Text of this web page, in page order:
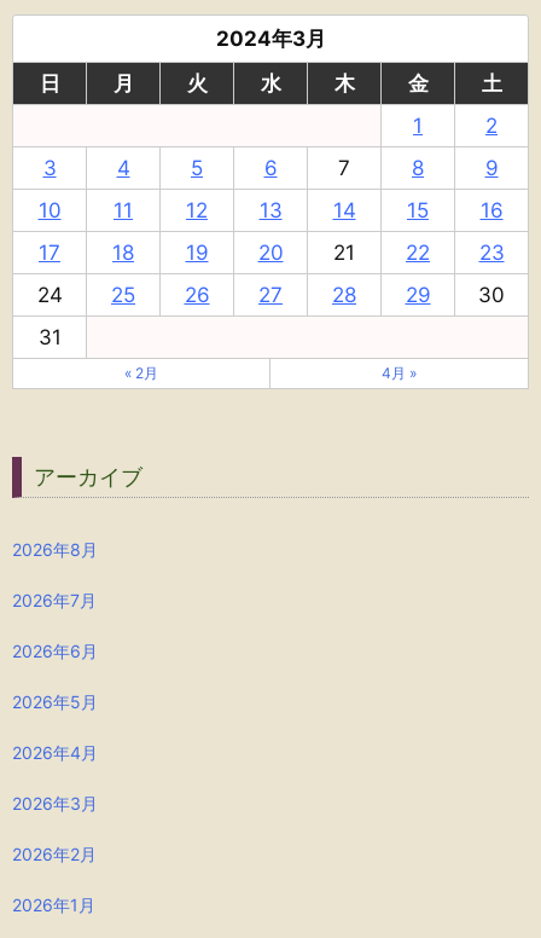
2024年3月
日
月 火 水 木 金
土
1
2
3
4 5 6 7 8
9
10
11 12 13 14 15
16
17
18 19 20 21 22
23
24
25 26 27 28 29
30
31
« 2月 4月 »
アーカイブ
2026年8月
2026年7月
2026年6月
2026年5月
2026年4月
2026年3月
2026年2月
2026年1月